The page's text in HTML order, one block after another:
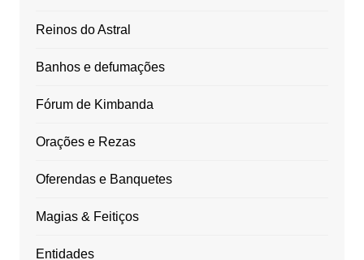
Reinos do Astral
Banhos e defumações
Fórum de Kimbanda
Orações e Rezas
Oferendas e Banquetes
Magias & Feitiços
Entidades